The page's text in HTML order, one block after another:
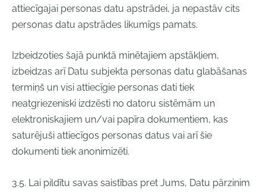
attiecīgajai personas datu apstrādei, ja nepastāv cits
personas datu apstrādes likumīgs pamats.
Izbeidzoties šajā punktā minētajiem apstākļiem,
izbeidzas arī Datu subjekta personas datu glabāšanas
termiņš un visi attiecīgie personas dati tiek
neatgriezeniski izdzēsti no datoru sistēmām un
elektroniskajiem un/vai papīra dokumentiem, kas
saturējuši attiecīgos personas datus vai arī šie
dokumenti tiek anonimizēti.
3.5. Lai pildītu savas saistības pret Jums, Datu pārzinim